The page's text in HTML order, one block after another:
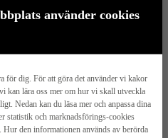
använder cookies
för dig. För att göra det använder vi kakor
kan lära oss mer om hur vi skall utveckla
Nedan kan du läsa mer och anpassa dina
statistik och marknadsförings-cookies
den informationen används av berörda
Meny